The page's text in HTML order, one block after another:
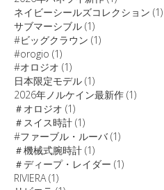
ネイビーシールズコレクション (1)
サブマーシブル (1)
#ビッグクラウン (1)
#orogio (1)
#オロジオ (1)
日本限定モデル (1)
2026年ノルケイン最新作 (1)
＃オロジオ (1)
＃スイス時計 (1)
#ファーブル・ルーバ(1)
＃機械式腕時計 (1)
＃ディープ・レイダー (1)
RIVIERA(1)